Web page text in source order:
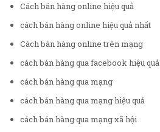
Cách bán hàng online hiệu quả
cách bán hàng online hiệu quả nhất
Cách bán hàng online trên mạng
cách bán hàng qua facebook hiệu quả
cách bán hàng qua mạng
cách bán hàng qua mạng hiệu quả
cách bán hàng qua mạng xã hội